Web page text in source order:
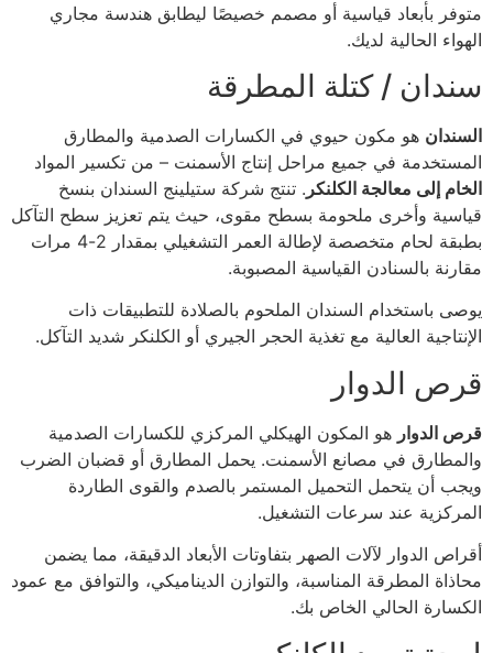
متوفر بأبعاد قياسية أو مصمم خصيصًا ليطابق هندسة مجاري
الهواء الحالية لديك.
سندان / كتلة المطرقة
السندان هو مكون حيوي في الكسارات الصدمية والمطارق
المستخدمة في جميع مراحل إنتاج الأسمنت – من تكسير المواد
الخام إلى معالجة الكلنكر . تنتج شركة ستيلينج السندان بنسخ
قياسية وأخرى ملحومة بسطح مقوى، حيث يتم تعزيز سطح التآكل
بطبقة لحام متخصصة لإطالة العمر التشغيلي بمقدار 2-4 مرات
مقارنة بالسنادن القياسية المصبوبة.
يوصى باستخدام السندان الملحوم بالصلادة للتطبيقات ذات
الإنتاجية العالية مع تغذية الحجر الجيري أو الكلنكر شديد التآكل.
قرص الدوار
قرص الدوار هو المكون الهيكلي المركزي للكسارات الصدمية
والمطارق في مصانع الأسمنت. يحمل المطارق أو قضبان الضرب
ويجب أن يتحمل التحميل المستمر بالصدم والقوى الطاردة
المركزية عند سرعات التشغيل.
أقراص الدوار لآلات الصهر بتفاوتات الأبعاد الدقيقة، مما يضمن
محاذاة المطرقة المناسبة، والتوازن الديناميكي، والتوافق مع عمود
الكسارة الحالي الخاص بك.